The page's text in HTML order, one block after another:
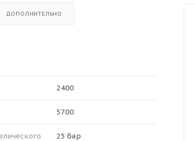
ДОПОЛНИТЕЛЬНО
2400
5700
25 бар